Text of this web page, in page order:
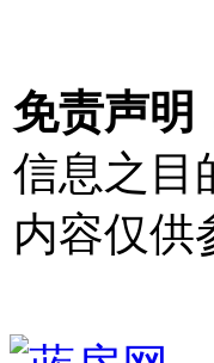
免责声明
信息之目
内容仅供